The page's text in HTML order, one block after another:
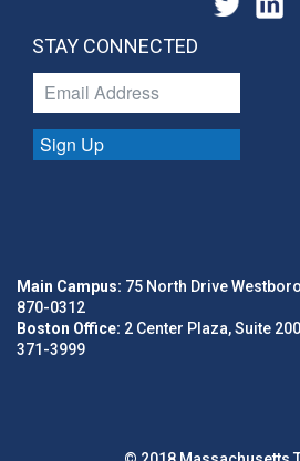
STAY CONNECTED
Sign Up
Main Campus: 75 North Drive
870-0312
Boston Office: 2 Center Plaza, Suite
371-3999